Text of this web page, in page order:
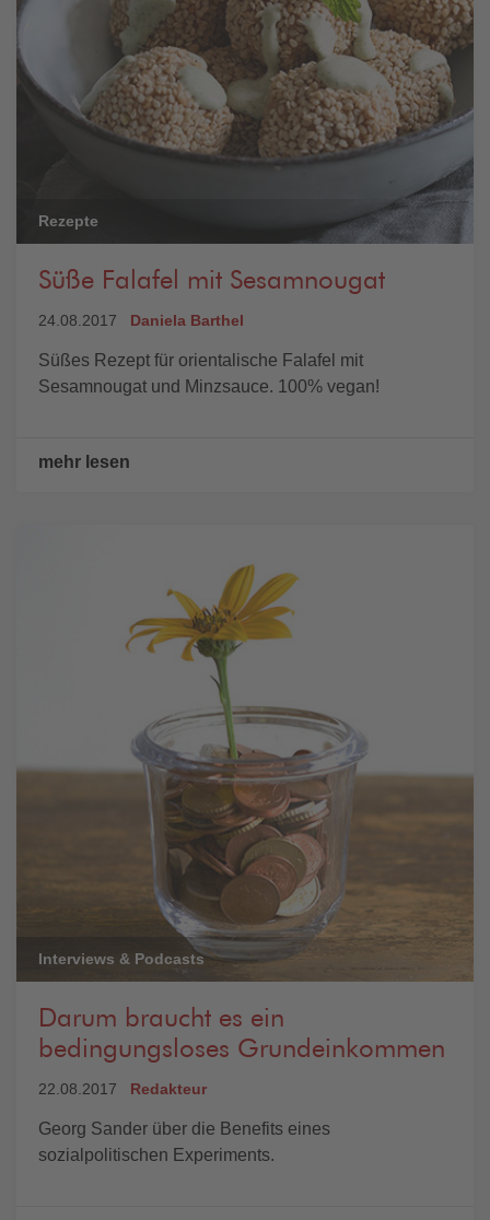
Rezepte
Süße Falafel mit Sesamnougat
24.08.2017 Daniela Barthel
Süßes Rezept für orientalische Falafel mit
Sesamnougat und Minzsauce. 100% vegan!
mehr lesen
Interviews & Podcasts
Darum braucht es ein
bedingungsloses Grundeinkommen
22.08.2017 Redakteur
Georg Sander über die Benefits eines
sozialpolitischen Experiments.